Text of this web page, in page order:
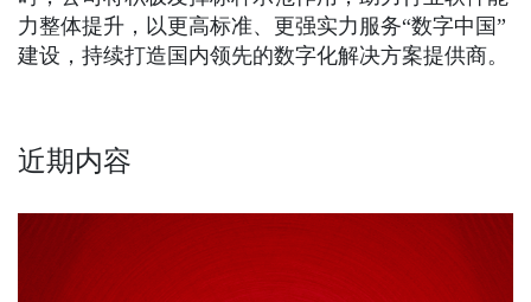
力整体提升，以更高标准、更强实力服务“数字中国”
建设，持续打造国内领先的数字化解决方案提供商。
近期内容